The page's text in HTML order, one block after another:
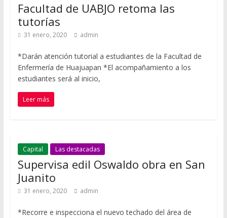
Facultad de UABJO retoma las
tutorías
31 enero, 2020 admin
*Darán atención tutorial a estudiantes de la Facultad de
Enfermería de Huajuapan *El acompañamiento a los
estudiantes será al inicio,
Leer más
Capital Las destacadas
Supervisa edil Oswaldo obra en San
Juanito
31 enero, 2020 admin
*Recorre e inspecciona el nuevo techado del área de